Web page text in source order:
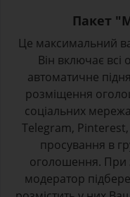
Пакет
Це максимальний
Він включає всі
автоматичне
розміщення
соціальних
Telegram,
просування в
оголошення. При
модератор